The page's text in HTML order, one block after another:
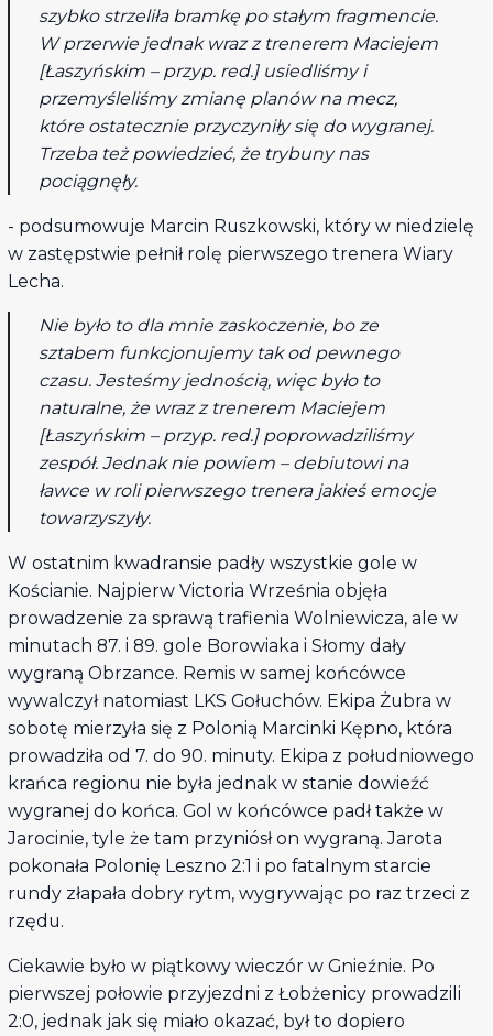
szybko strzeliła bramkę po stałym fragmencie.
W przerwie jednak wraz z trenerem Maciejem
[Łaszyńskim – przyp. red.] usiedliśmy i
przemyśleliśmy zmianę planów na mecz,
które ostatecznie przyczyniły się do wygranej.
Trzeba też powiedzieć, że trybuny nas
pociągnęły.
- podsumowuje Marcin Ruszkowski, który w niedzielę
w zastępstwie pełnił rolę pierwszego trenera Wiary
Lecha.
Nie było to dla mnie zaskoczenie, bo ze
sztabem funkcjonujemy tak od pewnego
czasu. Jesteśmy jednością, więc było to
naturalne, że wraz z trenerem Maciejem
[Łaszyńskim – przyp. red.] poprowadziliśmy
zespół. Jednak nie powiem – debiutowi na
ławce w roli pierwszego trenera jakieś emocje
towarzyszyły.
W ostatnim kwadransie padły wszystkie gole w
Kościanie. Najpierw Victoria Września objęła
prowadzenie za sprawą trafienia Wolniewicza, ale w
minutach 87. i 89. gole Borowiaka i Słomy dały
wygraną Obrzance. Remis w samej końcówce
wywalczył natomiast LKS Gołuchów. Ekipa Żubra w
sobotę mierzyła się z Polonią Marcinki Kępno, która
prowadziła od 7. do 90. minuty. Ekipa z południowego
krańca regionu nie była jednak w stanie dowieźć
wygranej do końca. Gol w końcówce padł także w
Jarocinie, tyle że tam przyniósł on wygraną. Jarota
pokonała Polonię Leszno 2:1 i po fatalnym starcie
rundy złapała dobry rytm, wygrywając po raz trzeci z
rzędu.
Ciekawie było w piątkowy wieczór w Gnieźnie. Po
pierwszej połowie przyjezdni z Łobżenicy prowadzili
2:0, jednak jak się miało okazać, był to dopiero